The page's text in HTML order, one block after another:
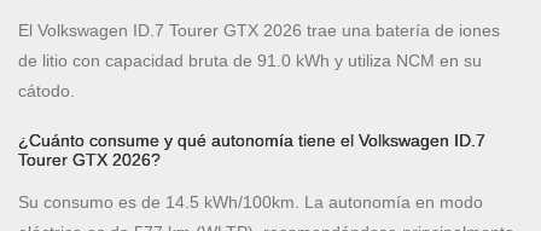
El Volkswagen ID.7 Tourer GTX 2026 trae una batería de iones
de litio con capacidad bruta de 91.0 kWh y utiliza NCM en su
cátodo.
¿Cuánto consume y qué autonomía tiene el Volkswagen ID.7
Tourer GTX 2026?
Su consumo es de 14.5 kWh/100km. La autonomía en modo